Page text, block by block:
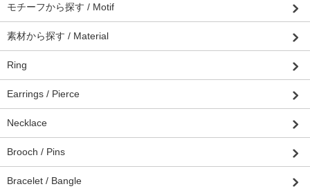
モチーフから探す / Motif
素材から探す / Material
Ring
Earrings / Pierce
Necklace
Brooch / Pins
Bracelet / Bangle